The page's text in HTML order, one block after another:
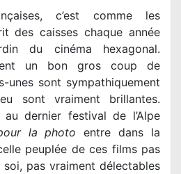
c’est comme les
des caisses chaque année
du cinéma hexagonal.
un bon gros coup de
unes sont sympathiquement
sont vraiment brillantes.
dernier festival de l’Alpe
la photo entre dans la
peuplée de ces films pas
pas vraiment délectables